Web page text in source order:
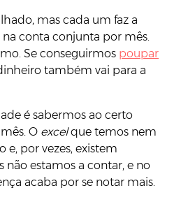
mas cada um faz a
conta conjunta por mês.
Se conseguirmos poupar
também vai para a
é sabermos ao certo
O excelque temos nem
e, por vezes, existem
não estamos a contar, e no
acaba por se notar mais.